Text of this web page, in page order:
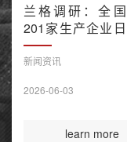
兰格调研：全国
201家生产企业日
均铁水产量环比上
升（6月3日）
新闻资讯
2026-06-03
learn more